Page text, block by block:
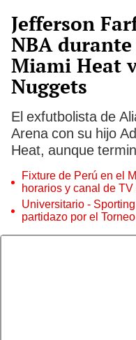
Jefferson
NBA
Miami Heat
Nuggets
El exfutbolista de
Arena con su hijo
Heat, aunque
Fixture de Perú en el
horarios y canal de
torneo
Universitario -
partidazo por el